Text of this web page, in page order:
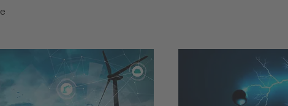
Trust
Energy efficiency